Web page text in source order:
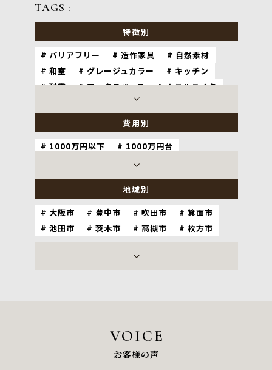
TAGS :
特徴別
バリアフリー 造作家具
自然素材
和室
グレージュカラー
キッチン
耐震
ワークスペース
ホテルライク
ペット
費用別
1000万円以下
1000万円台
3000万円以上
地域別
大阪市 豊中市 吹田市
箕面市
池田市
茨木市 高槻市
枚方市
VOICE
お客様の声